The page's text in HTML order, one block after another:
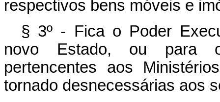
respectivos bens móveis e
§ 3º - Fica o Poder
novo Estado, ou para
pertencentes aos
tornado desnecessárias aos